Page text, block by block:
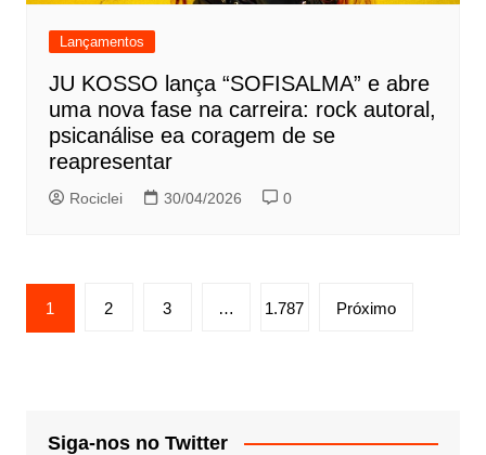
Lançamentos
JU KOSSO lança “SOFISALMA” e abre
uma nova fase na carreira: rock autoral,
psicanálise ea coragem de se
reapresentar
Rociclei 30/04/2026 0
Paginação
de
1 2 3 … 1.787 Próximo
Siga-nos no Twitter